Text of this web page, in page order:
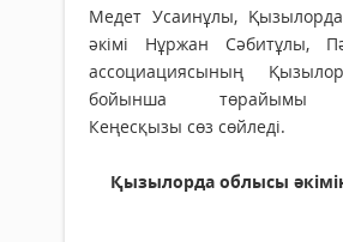
Медет Усаинұлы,
әкімі Нұржан Сәбитұлы,
ассоциациясының
бойынша төрайымы
Кеңесқызы сөз сөйледі.
Қызылорда облысы